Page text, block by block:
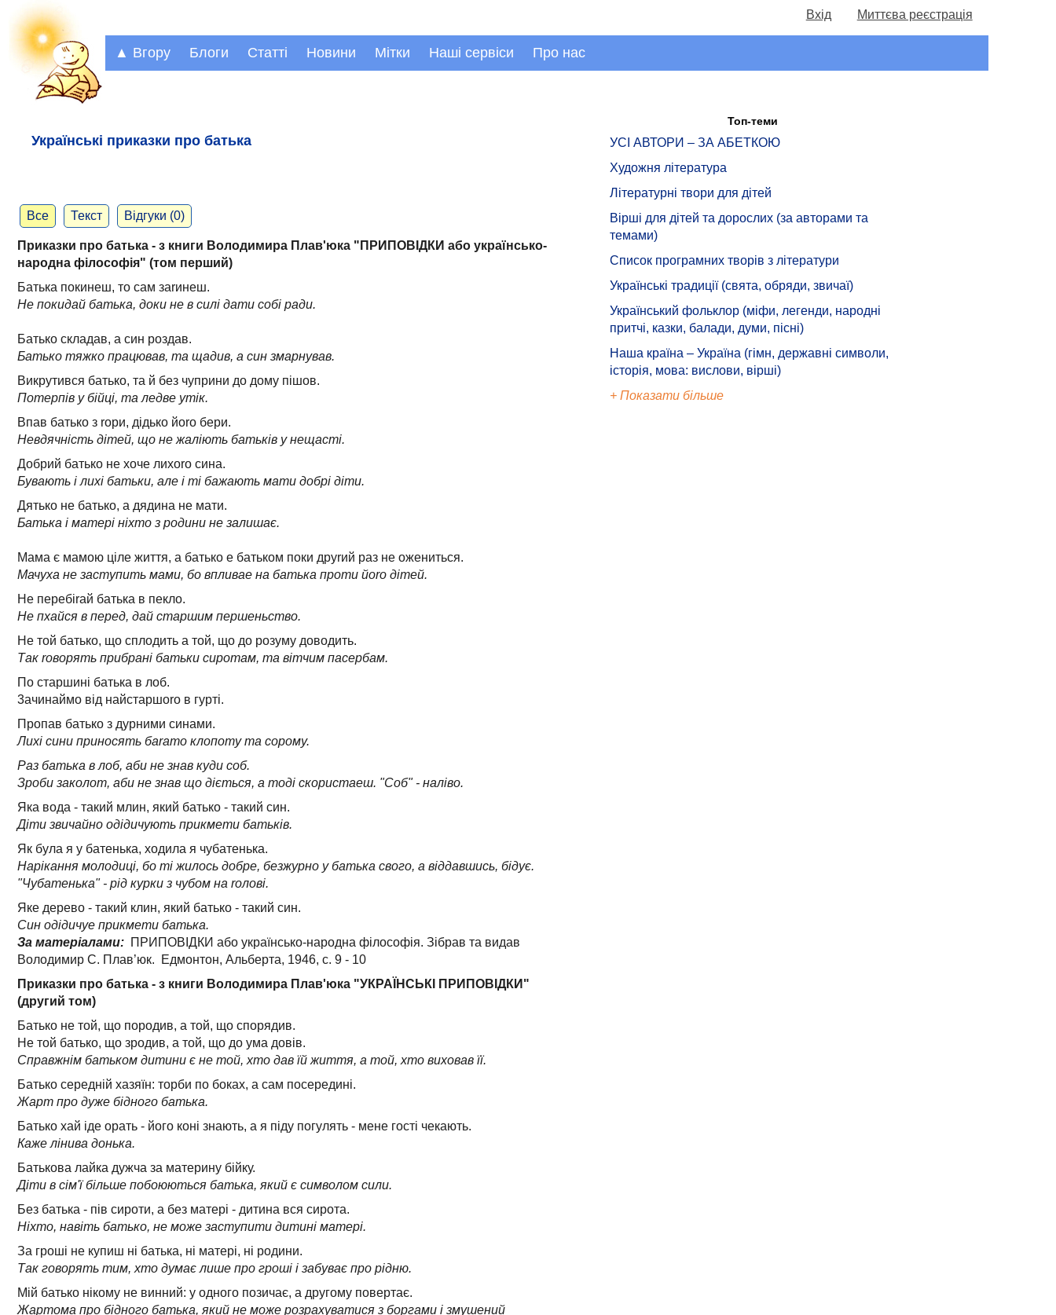
Вхід Миттєва реєстрація
▲ Вгору Блоги Статті Новини Мітки Наші сервіси Про нас
Українські приказки про батька
Все Текст Відгуки (0)
Приказки про батька - з книги Володимира Плав'юка "ПРИПОВІДКИ або українсько-
народна філософія" (том перший)
Батька покинеш, то сам заrинеш.
Не покидай батька, доки не в силі дати собі ради.
Батько складав, а син роздав.
Батько тяжко працював, та щадив, а син змарнував.
Викрутився батько, та й без чуприни до дому пішов.
Потерпів у бійці, та ледве утік.
Впав батько з rори, дідько йоrо бери.
Невдячність дітей, що не жаліють батьків у нещасті.
Добрий батько не хоче лихоrо сина.
Бувають і лихі батьки, але і ті бажають мати добрі діти.
Дятько не батько, а дядина не мати.
Батька і матері ніхто з родини не залишає.
Мама є мамою ціле життя, а батько е батьком поки друrий раз не ожениться.
Мачуха не заступить мами, бо впливае на батька проти йоrо дітей.
Не перебіrай батька в пекло.
Не пхайся в перед, дай старшим першеньство.
Не той батько, що сплодить а той, що до розуму доводить.
Так rоворять прибрані батьки сиротам, та вітчим пасербам.
По старшині батька в лоб.
3ачинаймо від найстаршоrо в гурті.
Пропав батько з дурними синами.
Лихі сини приносять баrато клопоту та сорому.
Раз батька в лоб, аби не знав куди соб.
Зроби заколот, аби не знав що діється, а тоді скористаеш. "Соб" - наліво.
Яка вода - такий млин, який батько - такий син.
Діти звичайно одідичують прикмети батьків.
Як була я у батенька, ходила я чубатенька.
Нарікання молодиці, бо ті жилось добре, безжурно у батька свого, а віддавшись, бідує.
"Чубатенька" - рід курки з чубом на rолові.
Яке дерево - такий клин, який батько - такий син.
Син одідичуе прикмети батька.
За матеріалами: ПРИПОВІДКИ або українсько-народна філософія. Зібрав та видав
Володимир С. Плав’юк. Едмонтон, Альберта, 1946, с. 9 - 10
Приказки про батька - з книги Володимира Плав'юка "УКРАЇНСЬКІ ПРИПОВІДКИ"
(другий том)
Батько не той, що породив, а той, що спорядив.
Не той батько, що зродив, а той, що до ума довів.
Справжнім батьком дитини є не той, хто дав їй життя, а той, хто виховав її.
Батько середній хазяїн: торби по боках, а сам посередині.
Жарт про дуже бідного батька.
Батько хай іде орать - його коні знають, а я піду погулять - мене гості чекають.
Каже лінива донька.
Батькова лайка дужча за материну бійку.
Діти в сім'ї більше побоюються батька, який є символом сили.
Без батька - пів сироти, а без матері - дитина вся сирота.
Ніхто, навіть батько, не може заступити дитині матері.
За гроші не купиш ні батька, ні матері, ні родини.
Так говорять тим, хто думає лише про гроші і забуває про рідню.
Мій батько нікому не винний: у одного позичає, а другому повертає.
Жартома про бідного батька, який не може розрахуватися з боргами і змушений
Топ-теми
УСІ АВТОРИ – ЗА АБЕТКОЮ
Художня література
Літературні твори для дітей
Вірші для дітей та дорослих (за авторами та
темами)
Список програмних творів з літератури
Українські традиції (свята, обряди, звичаї)
Український фольклор (міфи, легенди, народні
притчі, казки, балади, думи, пісні)
Наша країна – Україна (гімн, державні символи,
історія, мова: вислови, вірші)
+ Показати більше